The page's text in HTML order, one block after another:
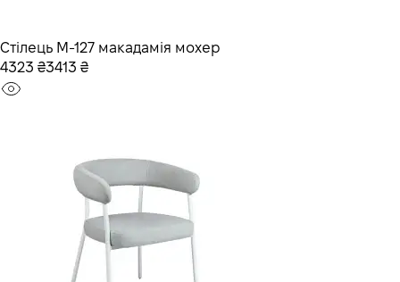
Стілець M-127 макадамія мохер
4323 ₴3413 ₴